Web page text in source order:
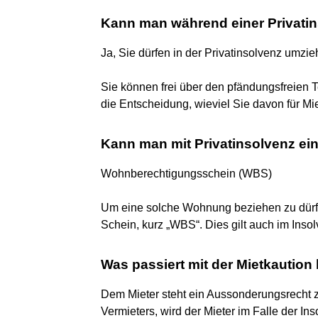
Kann man während einer
Ja, Sie dürfen in der Privatinsolvenz
Sie können frei über den pfändungsfreien
die Entscheidung, wieviel Sie davon für
Kann man mit Privatinsolvenz
Wohnberechtigungsschein (WBS)
Um eine solche Wohnung beziehen zu
Schein, kurz „WBS“. Dies gilt auch im
Was passiert mit der
Dem Mieter steht ein
Vermieters, wird der Mieter im Falle der